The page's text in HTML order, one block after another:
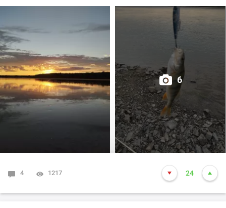
С мальком проблем не было,сразу зарядил донку и
вдруг окунь начал гонять малька!😳
А спиннинг ещё даже не в "строю"🤨
Оперативно привожу его в рабочее состояние и вот Он
(кайф),когда окунь атакует Поппер!🤫
Сей момент длился около сорока минут, но
поклёвками насладился сполна!🤗
Даже один шнурок (300гр.)атаковал поппер,но
промахнулся и вылетел из воды наверное на
полметра!😆
6
4 1217 24